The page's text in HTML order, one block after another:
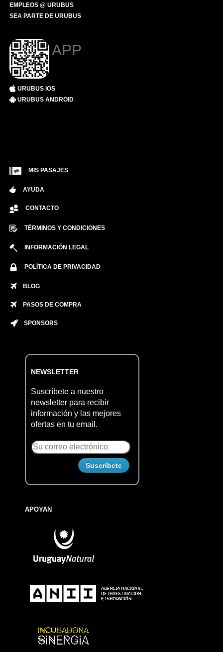
EMPLEOS @ URUBUS
SEA PARTE DE URUBUS
APP
URUBUS IOS
URUBUS ANDROID
MIS PASAJES
AYUDA
CONTACTO
TÉRMINOS Y CONDICIONES
INFORMACIÓN LEGAL
POLÍTICA DE PRIVACIDAD
BLOG
PASOS DE COMPRA
SPONSORS
NEWSLETTER
Suscríbete a nuestro
newsletter para recibir
información y las mejores
ofertas en tu email.
APOYAN